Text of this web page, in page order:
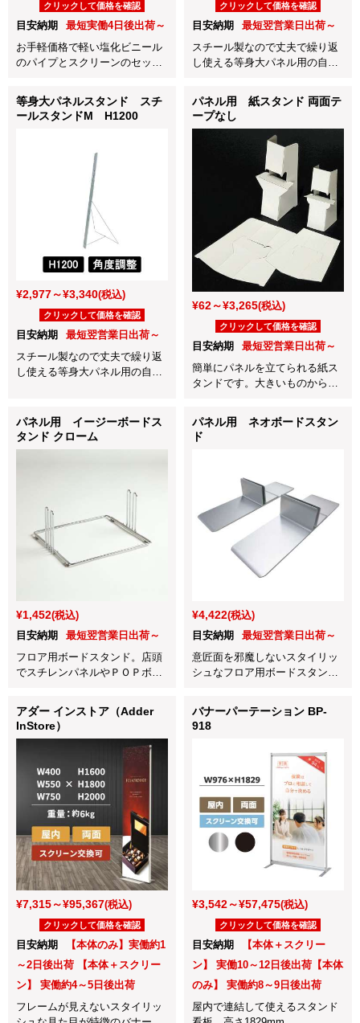
クリックして価格を確認
目安納期
最短実働4日後出荷～
お手軽価格で軽い塩化ビニール
のパイプとスクリーンのセット
躍します！
クリックして価格を確認
目安納期
最短翌営業日出荷～
スチール製なので丈夫で繰り返
し使える等身大パネル用の自立
等身大パネルスタンド スチ
ールスタンドM H1200
¥2,977～¥3,340(税込)
クリックして価格を確認
目安納期
最短翌営業日出荷～
スチール製なので丈夫で繰り返
し使える等身大パネル用の自立
パネル用 紙スタンド 両面テ
ープなし
¥62～¥3,265(税込)
クリックして価格を確認
目安納期
最短翌営業日出荷～
簡単にパネルを立てられる紙ス
タンドです。大きいものから小
パネル用 イージーボードス
タンド クローム
¥1,452(税込)
目安納期
最短翌営業日出荷～
フロア用ボードスタンド。店頭
でスチレンパネルやＰＯＰボー
パネル用 ネオボードスタン
ド
¥4,422(税込)
目安納期
最短翌営業日出荷～
意匠面を邪魔しないスタイリッ
シュなフロア用ボードスタンド
アダー インストア（Adder
InStore）
¥7,315～¥95,367(税込)
クリックして価格を確認
目安納期
【本体のみ】実働約1
～2日後出荷 【本体＋スクリー
ン】 実働約4～5日後出荷
フレームが見えないスタイリッ
バナーパーテーション BP-
918
¥3,542～¥57,475(税込)
クリックして価格を確認
目安納期
【本体＋スクリー
ン】 実働10～12日後出荷【本体
のみ】 実働約8～9日後出荷
屋内で連結して使えるスタンド